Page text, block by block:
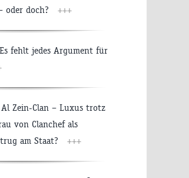
oder doch?
+++
fehlt jedes Argument für
Zein-Clan – Luxus trotz
von Clanchef als
am Staat?
+++